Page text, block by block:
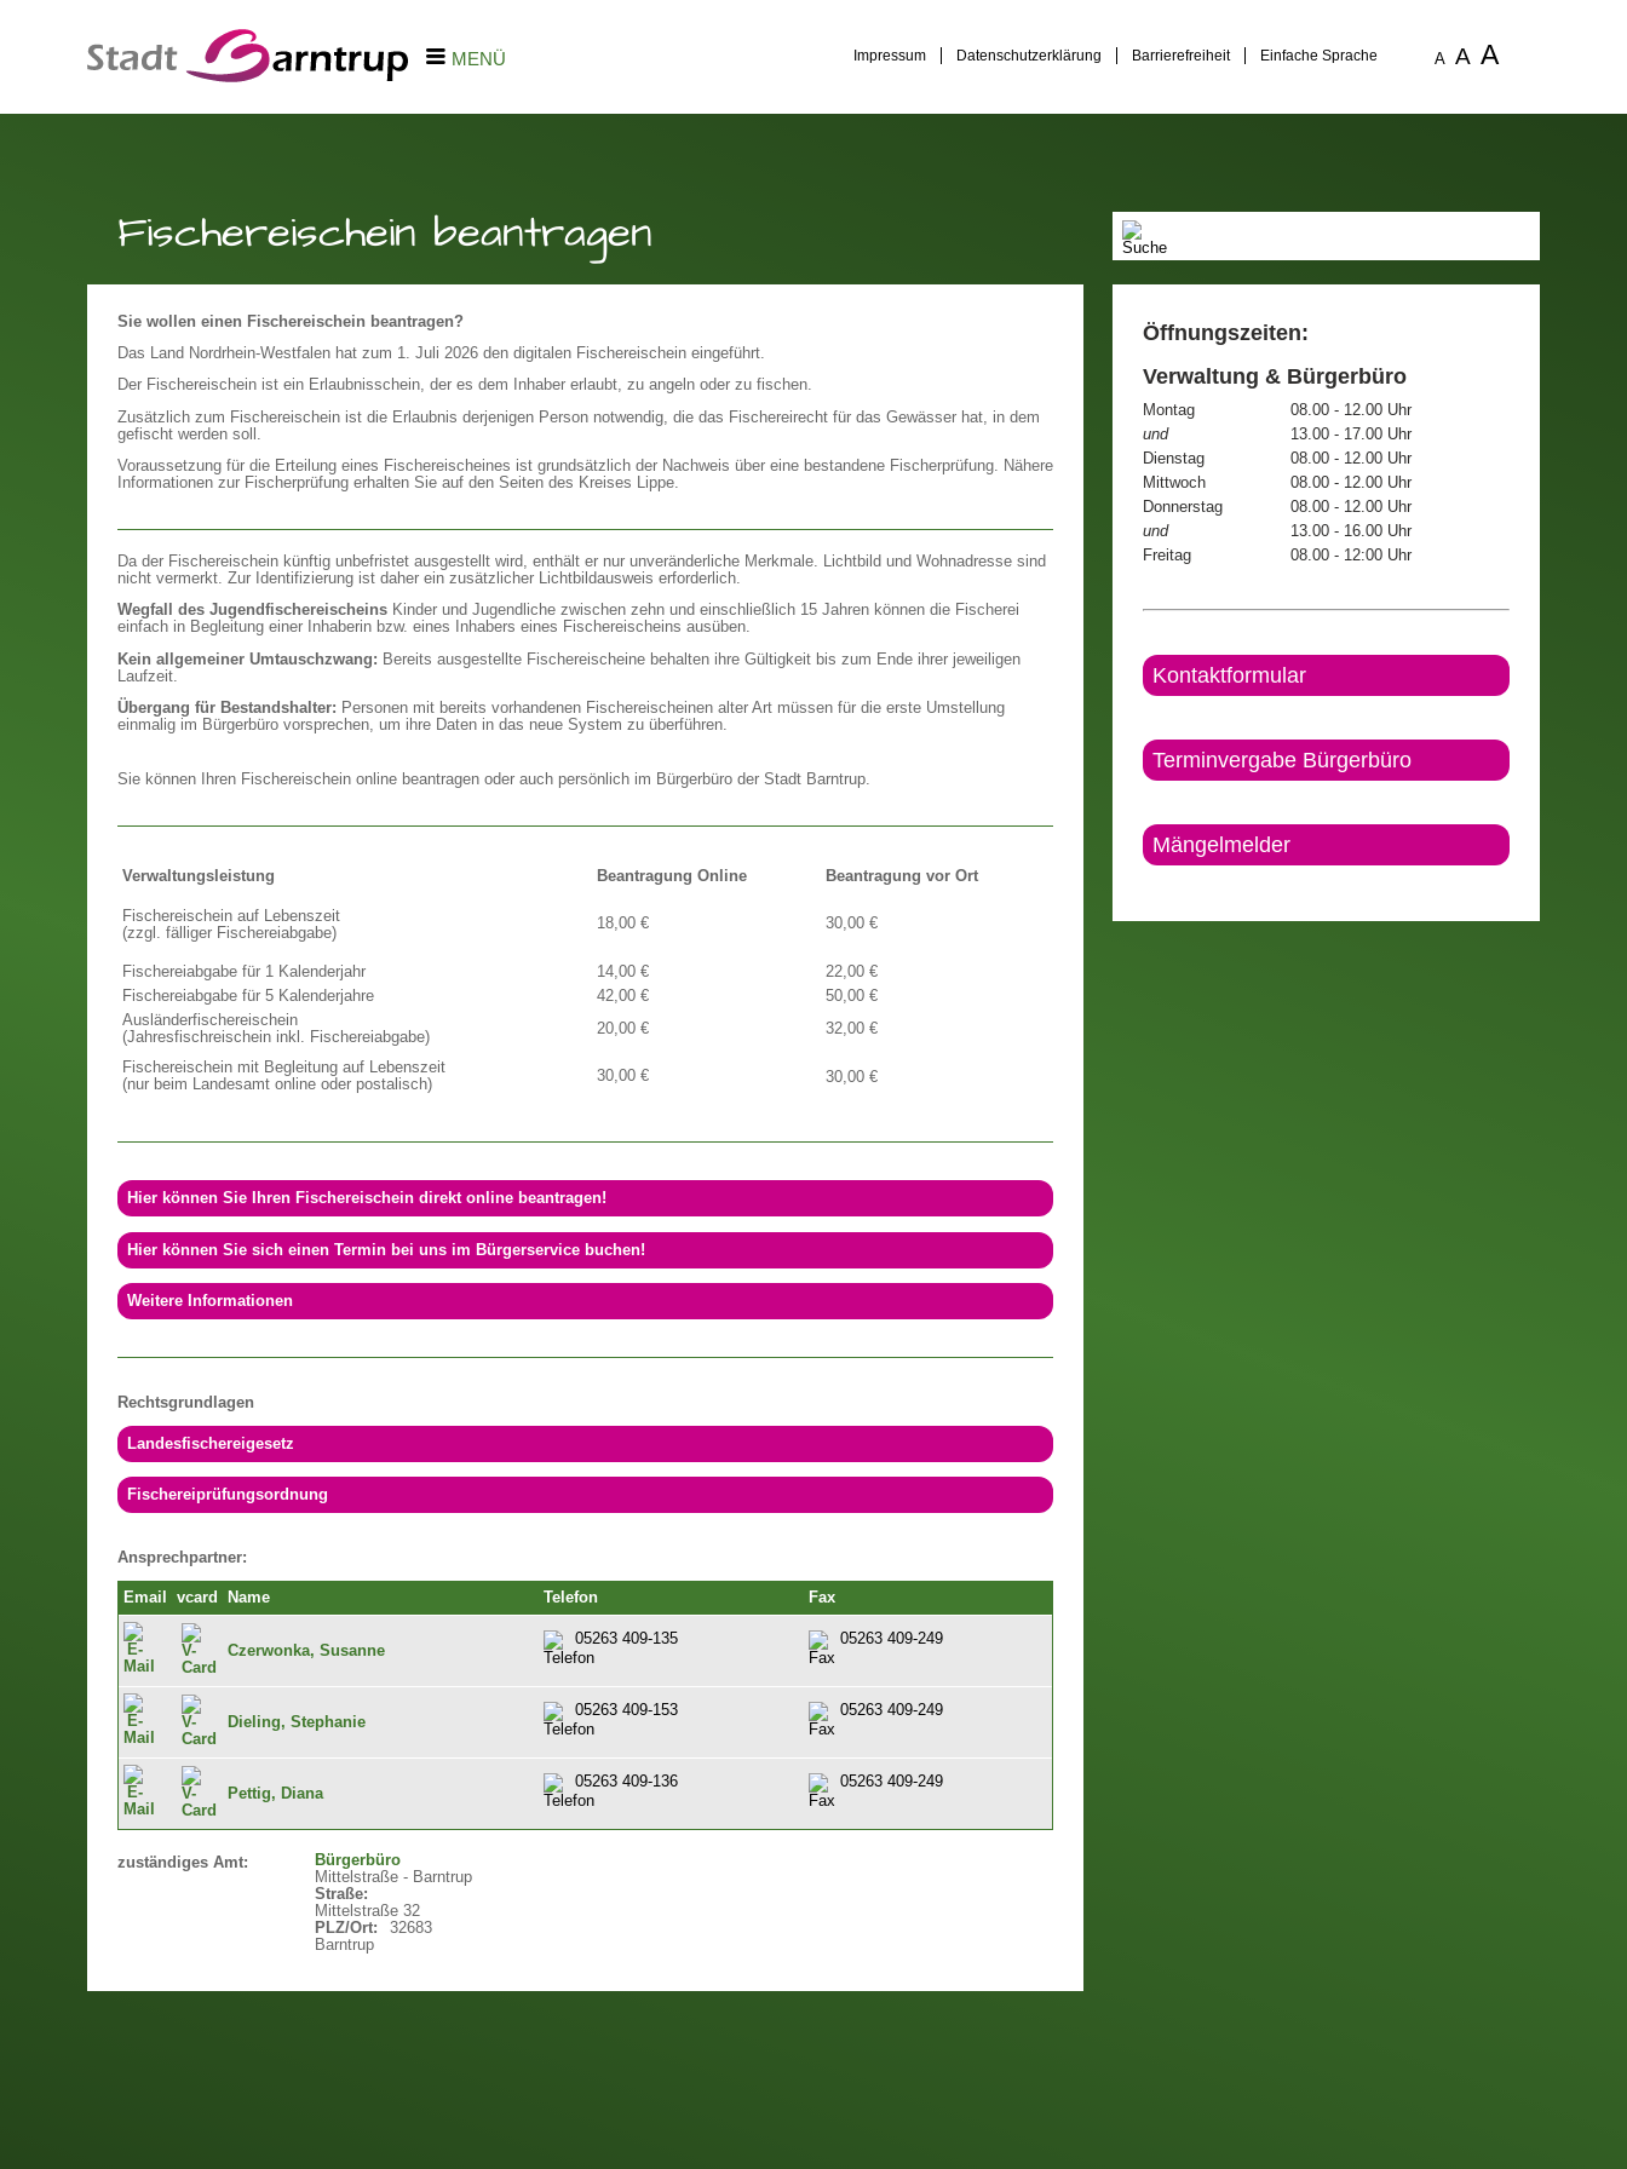
MENÜ Impressum Datenschutzerklärung Barrierefreiheit Einfache Sprache A A A
Fischereischein beantragen
Sie wollen einen Fischereischein beantragen?
Das Land Nordrhein-Westfalen hat zum 1. Juli 2026 den digitalen Fischereischein eingeführt.
Der Fischereischein ist ein Erlaubnisschein, der es dem Inhaber erlaubt, zu angeln oder zu fischen.
Zusätzlich zum Fischereischein ist die Erlaubnis derjenigen Person notwendig, die das Fischereirecht für das Gewässer hat, in dem
gefischt werden soll.
Voraussetzung für die Erteilung eines Fischereischeines ist grundsätzlich der Nachweis über eine bestandene Fischerprüfung. Nähere
Informationen zur Fischerprüfung erhalten Sie auf den Seiten des Kreises Lippe.
Da der Fischereischein künftig unbefristet ausgestellt wird, enthält er nur unveränderliche Merkmale. Lichtbild und Wohnadresse sind
nicht vermerkt. Zur Identifizierung ist daher ein zusätzlicher Lichtbildausweis erforderlich.
Wegfall des Jugendfischereischeins Kinder und Jugendliche zwischen zehn und einschließlich 15 Jahren können die Fischerei
einfach in Begleitung einer Inhaberin bzw. eines Inhabers eines Fischereischeins ausüben.
Kein allgemeiner Umtauschzwang: Bereits ausgestellte Fischereischeine behalten ihre Gültigkeit bis zum Ende ihrer jeweiligen
Laufzeit.
Übergang für Bestandshalter: Personen mit bereits vorhandenen Fischereischeinen alter Art müssen für die erste Umstellung
einmalig im Bürgerbüro vorsprechen, um ihre Daten in das neue System zu überführen.
Sie können Ihren Fischereischein online beantragen oder auch persönlich im Bürgerbüro der Stadt Barntrup.
Verwaltungsleistung Beantragung Online Beantragung vor Ort
Fischereischein auf Lebenszeit
(zzgl. fälliger Fischereiabgabe)
18,00 € 30,00 €
Fischereiabgabe für 1 Kalenderjahr 14,00 €
22,00 €
Fischereiabgabe für 5 Kalenderjahre
42,00 €
50,00 €
Ausländerfischereischein
(Jahresfischreischein inkl. Fischereiabgabe)
20,00 € 32,00 €
Fischereischein mit Begleitung auf Lebenszeit
(nur beim Landesamt online oder postalisch)
30,00 € 30,00 €
Hier können Sie Ihren Fischereischein direkt online beantragen!
Hier können Sie sich einen Termin bei uns im Bürgerservice buchen!
Weitere Informationen
Rechtsgrundlagen
Landesfischereigesetz
Fischereiprüfungsordnung
Ansprechpartner:
Email vcard Name Telefon Fax
Czerwonka, Susanne
05263 409-135 05263 409-249
Dieling, Stephanie
05263 409-153 05263 409-249
Pettig, Diana
05263 409-136 05263 409-249
zuständiges Amt:
Bürgerbüro
Mittelstraße - Barntrup
Straße:
Mittelstraße 32
PLZ/Ort:
32683
Barntrup
Öffnungszeiten:
Verwaltung & Bürgerbüro
Montag
08.00 - 12.00 Uhr
und
13.00 - 17.00 Uhr
Dienstag
08.00 - 12.00 Uhr
Mittwoch
08.00 - 12.00 Uhr
Donnerstag
08.00 - 12.00 Uhr
und
13.00 - 16.00 Uhr
Freitag
08.00 - 12:00 Uhr
Kontaktformular
Terminvergabe Bürgerbüro
Mängelmelder